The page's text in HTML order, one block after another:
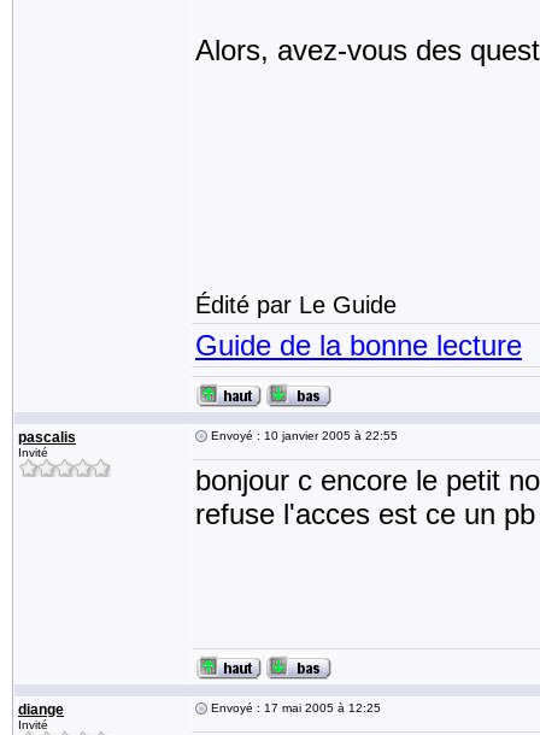
Alors, avez-vous des
Édité par Le Guide
Guide de la bonne lecture
pascalis
Invité
Envoyé : 10 janvier 2005 à 22:55
bonjour c encore le petit
refuse l'acces est ce un
diange
Invité
Envoyé : 17 mai 2005 à 12:25